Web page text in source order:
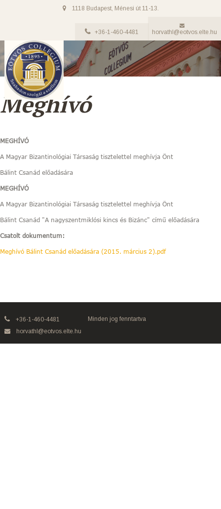
1118 Budapest, Ménesi út 11-13.
+36-1-460-4481 horvathl@eotvos.elte.hu
Meghívó
MEGHÍVÓ
A Magyar Bizantinológiai Társaság tisztelettel meghívja Önt
Bálint Csanád előadására
MEGHÍVÓ
A Magyar Bizantinológiai Társaság tisztelettel meghívja Önt
Bálint Csanád "A nagyszentmiklósi kincs és Bizánc" című előadására
Csatolt dokumentum:
Meghívó Bálint Csanád előadására (2015. március 2).pdf
+36-1-460-4481
horvathl@eotvos.elte.hu
Minden jog fenntartva